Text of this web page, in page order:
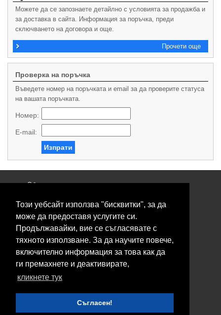
Този уебсайт използва "бисквитки", за да
може да предоставя услугите си.
Продължавайки, вие се съгласявате с
тяхното използване. За да научите повече,
включително информация за това как да
ги премахнете и деактивирате,
кликнете тук
Съгласен!
Можете да се запознаете детайлно с условията за продажба и
за доставка в сайта. Информация за поръчка, преди
сключването на договора и още.
Прочети още
Проверка на поръчка
Въведете номер на поръчката и email за да проверите статуса
на вашата поръчката.
Номер:
E-mail:
Изпрати
Общи условия
Свържете се с нас
Контакти
Нашите сервизи
Блог
© 2026 Fransizkup.bg всички права запазени
Изграждане и поддръжка от
Boby_fransizkup